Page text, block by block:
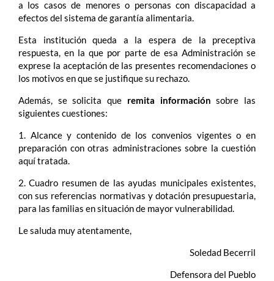
a los casos de menores o personas con discapacidad a
efectos del sistema de garantía alimentaria.
Esta institución queda a la espera de la preceptiva
respuesta, en la que por parte de esa Administración se
exprese la aceptación de las presentes recomendaciones o
los motivos en que se justifique su rechazo.
Además, se solicita que remita información sobre las
siguientes cuestiones:
1. Alcance y contenido de los convenios vigentes o en
preparación con otras administraciones sobre la cuestión
aquí tratada.
2. Cuadro resumen de las ayudas municipales existentes,
con sus referencias normativas y dotación presupuestaria,
para las familias en situación de mayor vulnerabilidad.
Le saluda muy atentamente,
Soledad Becerril
Defensora del Pueblo